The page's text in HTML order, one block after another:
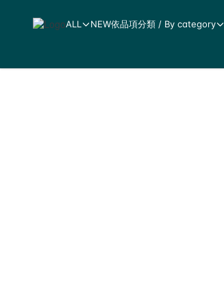
ALL NEW依品項分類 / By category